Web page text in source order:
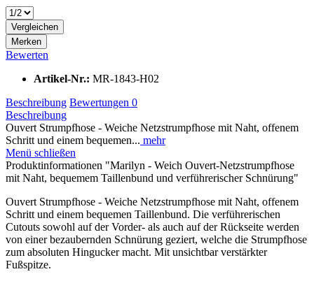
Vergleichen
Merken
Bewerten
Artikel-Nr.: MR-1843-H02
Beschreibung Bewertungen 0
Beschreibung
Ouvert Strumpfhose - Weiche Netzstrumpfhose mit Naht, offenem
Schritt und einem bequemen... mehr
Menü schließen
Produktinformationen "Marilyn - Weich Ouvert-Netzstrumpfhose
mit Naht, bequemem Taillenbund und verführerischer Schnürung"
Ouvert Strumpfhose - Weiche Netzstrumpfhose mit Naht, offenem
Schritt und einem bequemen Taillenbund. Die verführerischen
Cutouts sowohl auf der Vorder- als auch auf der Rückseite werden
von einer bezaubernden Schnürung geziert, welche die Strumpfhose
zum absoluten Hingucker macht. Mit unsichtbar verstärkter
Fußspitze.